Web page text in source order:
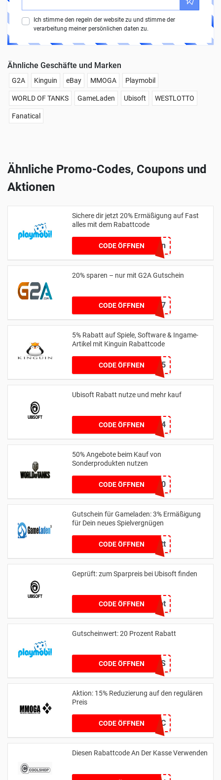
Ich stimme den regeln der website zu und stimme der
verarbeitung meiner persönlichen daten zu.
Ähnliche Geschäfte und Marken
G2A Kinguin eBay MMOGA Playmobil
WORLD OF TANKS GameLaden Ubisoft WESTLOTTO
Fanatical
Ähnliche Promo-Codes, Coupons und
Aktionen
Sichere dir jetzt 20% Ermäßigung auf Fast
alles mit dem Rabattcode
CODE ÖFFNENOstern
20% sparen – nur mit G2A Gutschein
CODE ÖFFNENAKSXG2A7
5% Rabatt auf Spiele, Software & Ingame-
Artikel mit Kinguin Rabattcode
CODE ÖFFNENKINGDROP5
Ubisoft Rabatt nutze und mehr kauf
CODE ÖFFNENPASCAL0_4
50% Angebote beim Kauf von
Sonderprodukten nutzen
CODE ÖFFNENJEANS50
Gutschein für Gameladen: 3% Ermäßigung
für Dein neues Spielvergnügen
CODE ÖFFNENGL3Rabatt
Geprüft: zum Sparpreis bei Ubisoft finden
CODE ÖFFNENgameriot
Gutscheinwert: 20 Prozent Rabatt
CODE ÖFFNENNIKOLAUS
Aktion: 15% Reduzierung auf den regulären
Preis
CODE ÖFFNEN
15FantasyFC
Diesen Rabattcode An Der Kasse Verwenden